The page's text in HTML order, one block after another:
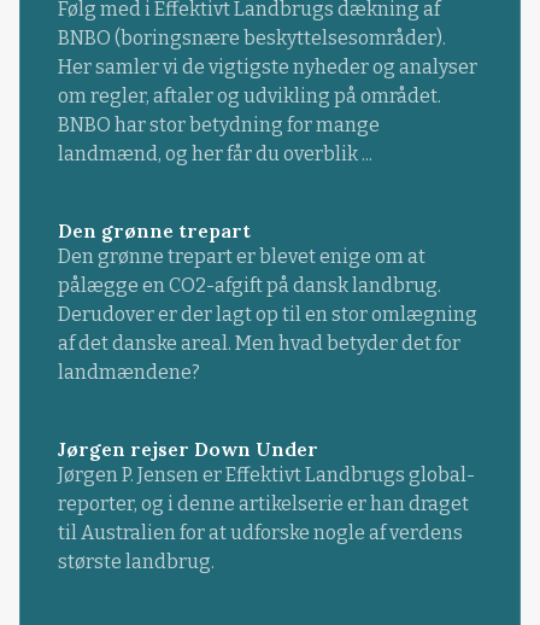
Følg med i Effektivt Landbrugs dækning af
BNBO (boringsnære beskyttelsesområder).
Her samler vi de vigtigste nyheder og analyser
om regler, aftaler og udvikling på området.
BNBO har stor betydning for mange
landmænd, og her får du overblik ...
Den grønne trepart
Den grønne trepart er blevet enige om at
pålægge en CO2-afgift på dansk landbrug.
Derudover er der lagt op til en stor omlægning
af det danske areal. Men hvad betyder det for
landmændene?
Jørgen rejser Down Under
Jørgen P. Jensen er Effektivt Landbrugs global-
reporter, og i denne artikelserie er han draget
til Australien for at udforske nogle af verdens
største landbrug.